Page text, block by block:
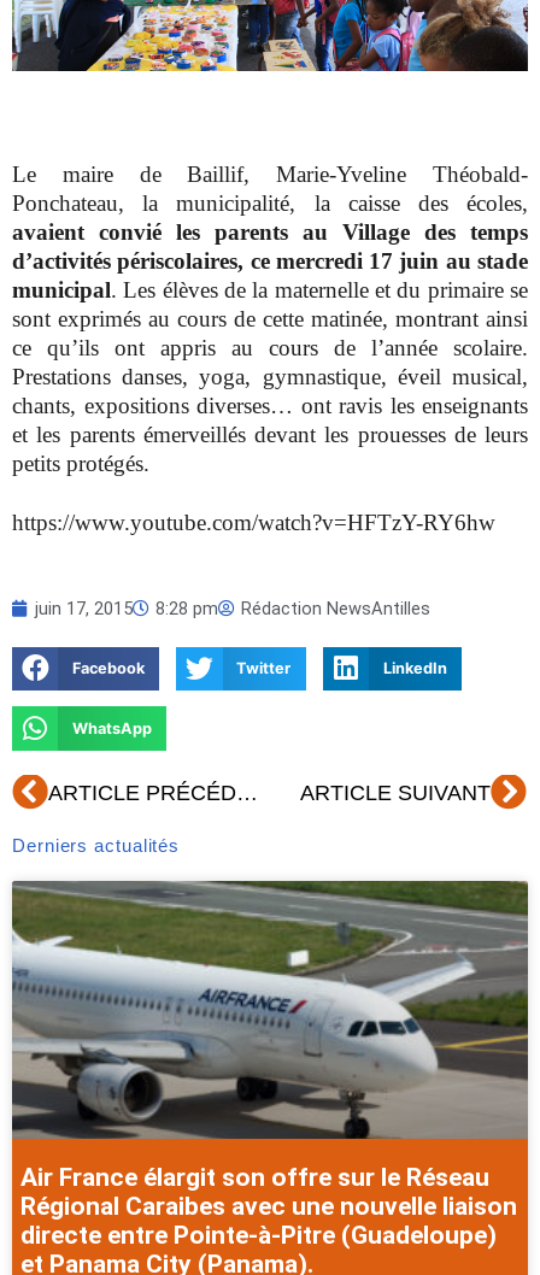
Le maire de Baillif, Marie-Yveline Théobald-
Ponchateau, la municipalité, la caisse des écoles,
avaient convié les parents au Village des temps
d’activités périscolaires, ce mercredi 17 juin au stade
municipal. Les élèves de la maternelle et du primaire se
sont exprimés au cours de cette matinée, montrant ainsi
ce qu’ils ont appris au cours de l’année scolaire.
Prestations danses, yoga, gymnastique, éveil musical,
chants, expositions diverses… ont ravis les enseignants
et les parents émerveillés devant les prouesses de leurs
petits protégés.
https://www.youtube.com/watch?v=HFTzY-RY6hw
juin 17, 2015 8:28 pm Rédaction NewsAntilles
Facebook Twitter LinkedIn
WhatsApp
Précédent ARTICLE PRÉCÉDENT ARTICLE SUIVANT
Derniers actualités
Air France élargit son offre sur le Réseau
Régional Caraibes avec une nouvelle liaison
directe entre Pointe-à-Pitre (Guadeloupe)
et Panama City (Panama).